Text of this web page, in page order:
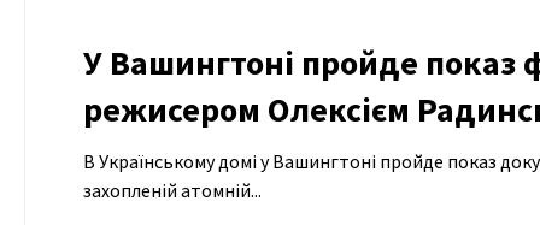
У Вашингтоні пройде показ
режисером Олексієм
В Українському домі у Вашингтоні пройде показ
захопленій атомній...